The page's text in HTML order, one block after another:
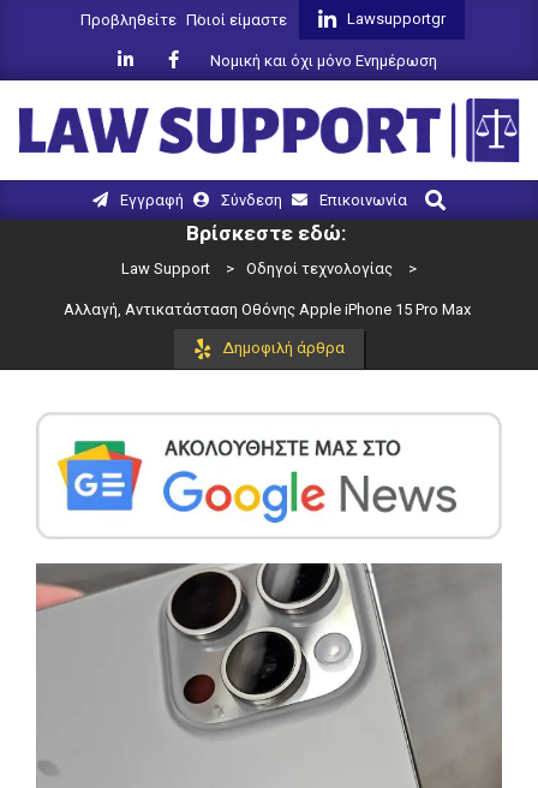
Προβληθείτε Ποιοί είμαστε Lawsupportgr
Νομική και όχι μόνο Ενημέρωση
LAW
SUPPORT
Navigation
Εγγραφή Σύνδεση Επικοινωνία
Search
Βρίσκεστε εδώ:
Law Support > Οδηγοί τεχνολογίας >
Αλλαγή, Αντικατάσταση Οθόνης Apple iPhone 15 Pro Max
Δημοφιλή άρθρα